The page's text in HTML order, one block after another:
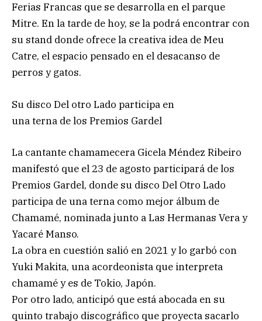
Ferias Francas que se desarrolla en el parque
Mitre. En la tarde de hoy, se la podrá encontrar con
su stand donde ofrece la creativa idea de Meu
Catre, el espacio pensado en el desacanso de
perros y gatos.
Su disco Del otro Lado participa en
una terna de los Premios Gardel
La cantante chamamecera Gicela Méndez Ribeiro
manifestó que el 23 de agosto participará de los
Premios Gardel, donde su disco Del Otro Lado
participa de una terna como mejor álbum de
Chamamé, nominada junto a Las Hermanas Vera y
Yacaré Manso.
La obra en cuestión salió en 2021 y lo garbó con
Yuki Makita, una acordeonista que interpreta
chamamé y es de Tokio, Japón.
Por otro lado, anticipó que está abocada en su
quinto trabajo discográfico que proyecta sacarlo